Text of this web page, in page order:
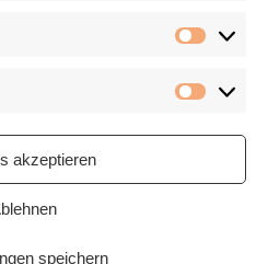
akzeptieren
speichern